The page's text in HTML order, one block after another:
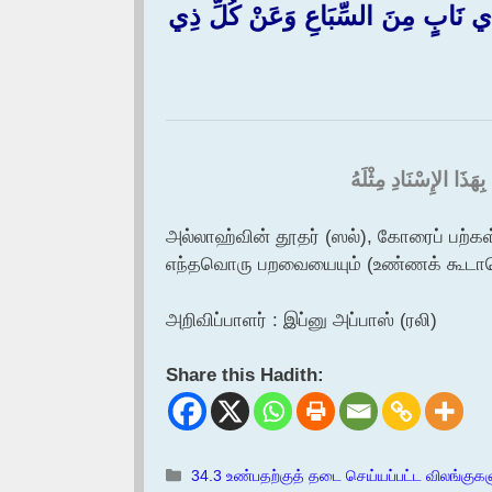
نَابٍ مِنَ السِّبَاعِ وَعَنْ كُلِّ ذِي
الإِسْنَادِ مِثْلَهُ
அல்லாஹ்வின் தூதர் (ஸல்), கோரைப்
எந்தவொரு பறவையையும் (உண்ணக்
அறிவிப்பாளர் : இப்னு அப்பாஸ் (ரலி)
Share this Hadith:
Categories
34.3 உண்பதற்குத் தடை செய்யப்பட்ட